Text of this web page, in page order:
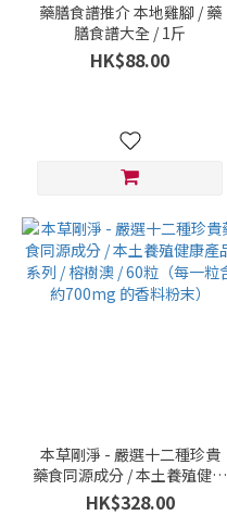
藥膳食譜推介 本地雞腳 / 藥
膳食譜大全 / 1斤
HK$88.00
本草剛淨 - 嚴選十二種珍貴
藥食同源成分 / 本土養殖健康
產品系列 / 榕樹澳 / 60粒（每
一粒含約700mg 的香料粉
HK$328.00